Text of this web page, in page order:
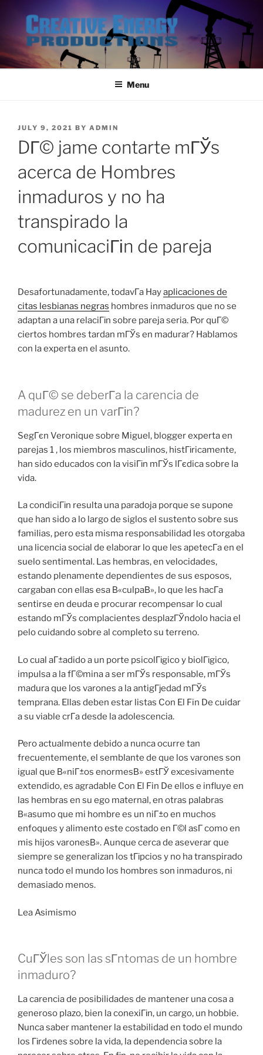
content
Menu
POSTED
JULY 9, 2021 BY ADMIN
DГ© jame contarte mГЎs
acerca de Hombres
inmaduros y no ha
transpirado la
comunicaciГіn de pareja
Desafortunadamente, todavГ­a Hayaplicaciones de
citas lesbianas negras hombres inmaduros que no se
adaptan a una relaciГіn sobre pareja seria. Por quГ©
ciertos hombres tardan mГЎs en madurar? Hablamos
con la experta en el asunto.
A quГ© se deberГ­a la carencia de
madurez en un varГіn?
SegГєn Veronique sobre Miguel, blogger experta en
parejas 1 , los miembros masculinos, histГіricamente,
han sido educados con la visiГіn mГЎs lГєdica sobre la
vida.
La condiciГіn resulta una paradoja porque se supone
que han sido a lo largo de siglos el sustento sobre sus
familias, pero esta misma responsabilidad les otorgaba
una licencia social de elaborar lo que les apetecГ­a en el
suelo sentimental. Las hembras, en velocidades,
estando plenamente dependientes de sus esposos,
cargaban con ellas esa В«culpaВ», lo que les hacГ­a
sentirse en deuda e procurar recompensar lo cual
estando mГЎs complacientes desplazГЎndolo hacia el
pelo cuidando sobre al completo su terreno.
Lo cual aГ±adido a un porte psicolГіgico y biolГіgico,
impulsa a la fГ©mina a ser mГЎs responsable, mГЎs
madura que los varones a la antigГјedad mГЎs
temprana. Ellas deben estar listas Con El Fin De cuidar
a su viable crГ­a desde la adolescencia.
Pero actualmente debido a nunca ocurre tan
frecuentemente, el semblante de que los varones son
igual que В«niГ±os enormesВ» estГЎ excesivamente
extendido, es agradable Con El Fin De ellos e influye en
las hembras en su ego maternal, en otras palabras
В«asumo que mi hombre es un niГ±o en muchos
enfoques y alimento este costado en Г©l asГ­ como en
mis hijos varonesВ». Aunque cerca de aseverar que
siempre se generalizan los tГіpcios y no ha transpirado
nunca todo el mundo los hombres son inmaduros, ni
demasiado menos.
Lea Asimismo
CuГЎles son las sГ­ntomas de un hombre
inmaduro?
La carencia de posibilidades de mantener una cosa a
generoso plazo, bien la conexiГіn, un cargo, un hobbie.
Nunca saber mantener la estabilidad en todo el mundo
los Гіrdenes sobre la vida, la dependencia sobre la